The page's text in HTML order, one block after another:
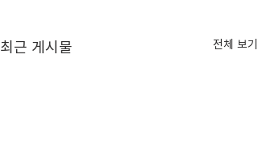
최근 게시물 전체 보기